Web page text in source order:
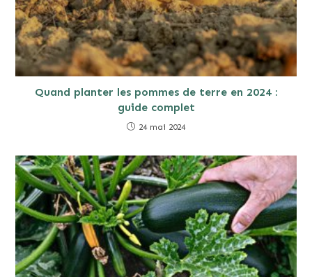
Quand planter les pommes de terre en 2024 :
guide complet
24 mai 2024